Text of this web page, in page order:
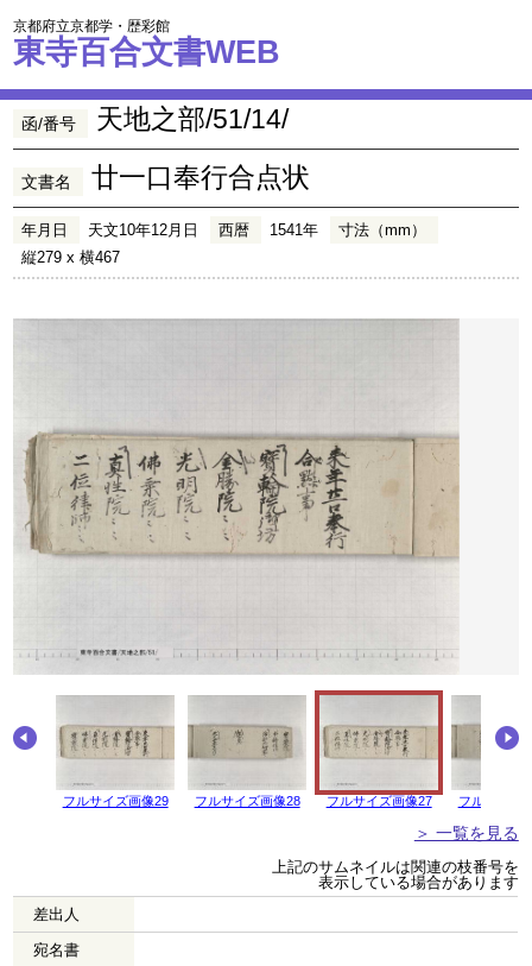
京都府立京都学・歴彩館
東寺百合文書WEB
函/番号 天地之部/51/14/
文書名 廿一口奉行合点状
年月日 天文10年12月日 西暦 1541年
寸法（mm）
縦279 x 横467
フルサイズ画像29 フルサイズ画像28 フルサイズ画像27 フルサイズ
＞ 一覧を見る
上記のサムネイルは関連の枝番号を
表示している場合があります
差出人
宛名書